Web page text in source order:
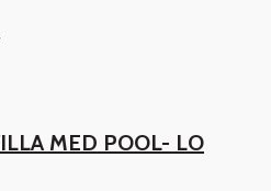
MED POOL- LO